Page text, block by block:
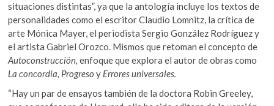
situaciones distintas”, ya que la antología incluye los textos de
personalidades como el escritor Claudio Lomnitz, la crítica de
arte Mónica Mayer, el periodista Sergio González Rodríguez y
el artista Gabriel Orozco. Mismos que retoman el concepto de
Autoconstrucción,enfoque que explora el autor de obras como
La concordia, Progreso y Errores universales.
“Hay un par de ensayos también de la doctora Robin Greeley,